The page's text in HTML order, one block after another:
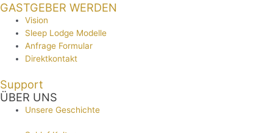
GASTGEBER WERDEN
Vision
Sleep Lodge Modelle
Anfrage Formular
Direktkontakt
Support
ÜBER UNS
Unsere Geschichte